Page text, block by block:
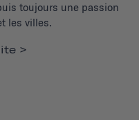
toujours une passion
les villes.